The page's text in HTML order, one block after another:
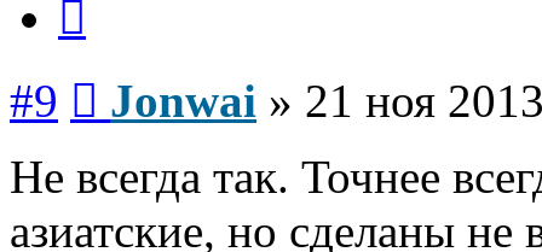
#9 Jonwai » 21 ноя
Не всегда так. Точнее
азиатские, но сделаны не